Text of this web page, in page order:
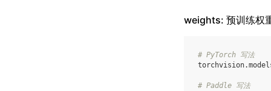
weights: 预训练权
# PyTorch 写法
torchvision.
# Paddle 写法